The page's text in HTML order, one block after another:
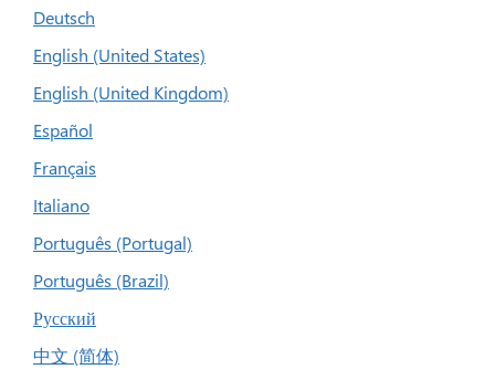
Deutsch
English (United States)
English (United Kingdom)
Español
Français
Italiano
Português (Portugal)
Português (Brazil)
Русский
中文 (简体)